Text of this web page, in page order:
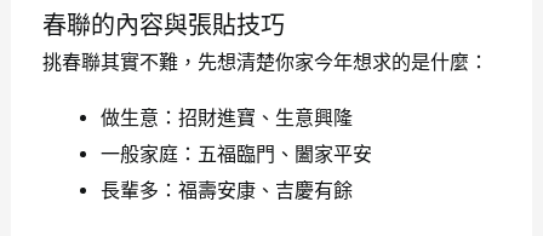
春聯的內容與張貼技巧
挑春聯其實不難，先想清楚你家今年想求的是什麼：
做生意：招財進寶、生意興隆
一般家庭：五福臨門、闔家平安
長輩多：福壽安康、吉慶有餘